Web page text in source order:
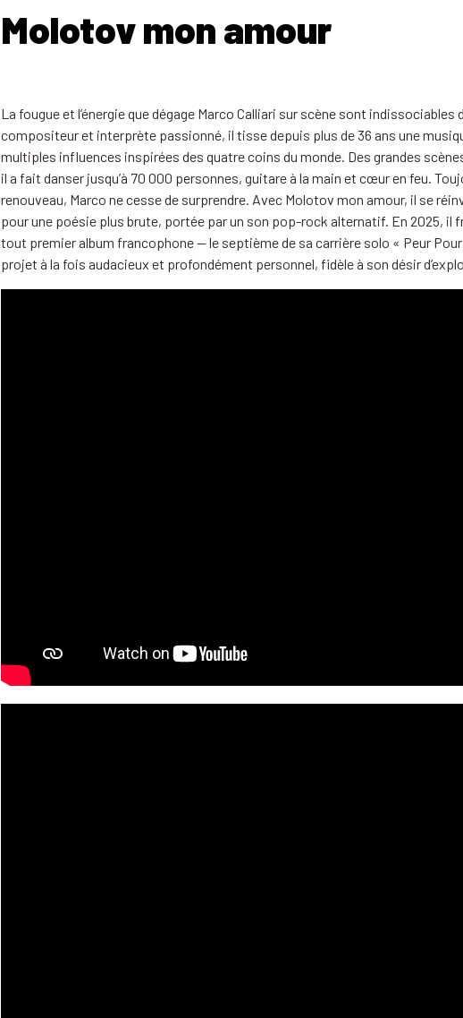
Molotov mon amour
La fougue et l’énergie que dégage Marco Calliari sur scène sont
compositeur et interprète passionné, il tisse depuis plus de 36 ans une
multiples influences inspirées des quatre coins du monde. Des grandes
il a fait danser jusqu’à 70 000 personnes, guitare à la main et cœur en feu.
renouveau, Marco ne cesse de surprendre. Avec Molotov mon amour, il se
pour une poésie plus brute, portée par un son pop-rock alternatif. En 2025, il
tout premier album francophone — le septième de sa carrière solo « Peur
projet à la fois audacieux et profondément personnel, fidèle à son désir